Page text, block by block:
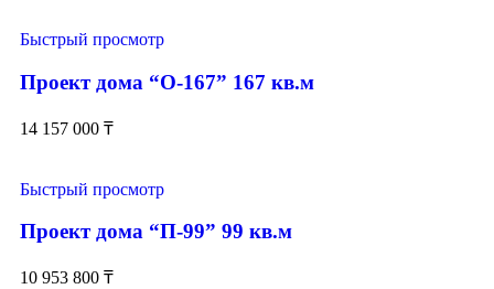
Быстрый просмотр
Проект дома “О-167” 167 кв.м
14 157 000 ₸
Быстрый просмотр
Проект дома “П-99” 99 кв.м
10 953 800 ₸